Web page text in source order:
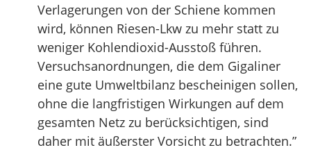
Verlagerungen von der Schiene kommen
wird, können Riesen-Lkw zu mehr statt zu
weniger Kohlendioxid-Ausstoß führen.
Versuchsanordnungen, die dem Gigaliner
eine gute Umweltbilanz bescheinigen sollen,
ohne die langfristigen Wirkungen auf dem
gesamten Netz zu berücksichtigen, sind
daher mit äußerster Vorsicht zu betrachten.”